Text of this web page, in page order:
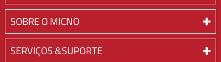
SOBRE O MICNO
SERVIÇOS &SUPORTE